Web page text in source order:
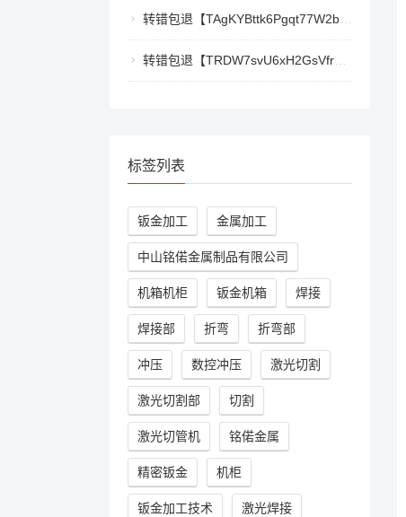
转错包退【TAgKYBttk6Pgqt77W2bg3Kmyk3RyjoZEti】客服TeleGram:【@TrxEm】
转错包退【TRDW7svU6xH2GsVfr7TqAZQ412cwxbMpBK】客服TeleGram:【@TrxEm】
标签列表
钣金加工 金属加工
中山铭偌金属制品有限公司
机箱机柜 钣金机箱 焊接
焊接部 折弯 折弯部
冲压 数控冲压 激光切割
激光切割部 切割
激光切管机 铭偌金属
精密钣金 机柜
钣金加工技术 激光焊接